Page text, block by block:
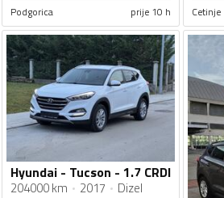
Podgorica prije 10 h Cetinje
Hyundai - Tucson - 1.7 CRDI
204000 km 2017 Dizel